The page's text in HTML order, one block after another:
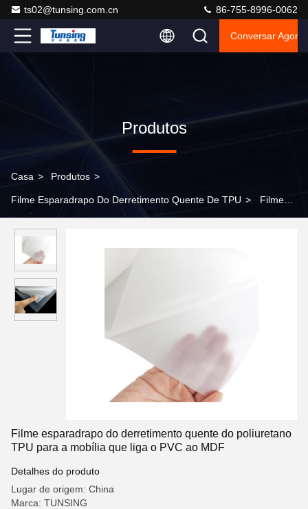
ts02@tunsing.com.cn 86-755-8996-0062
Conversar Agora
Produtos
Casa > Produtos >
Filme Esparadrapo Do Derretimento Quente De TPU > Filme
mobília que liga o PVC ao MDF
Filme esparadrapo do derretimento quente do poliuretano
TPU para a mobília que liga o PVC ao MDF
Detalhes do produto
Lugar de origem: China
Marca: TUNSING